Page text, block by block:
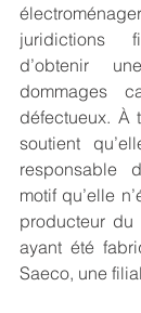
juridictions
d’obtenir
dommages
défectueux. À
soutient
responsable
motif qu’elle
producteur
ayant été
Saeco, une